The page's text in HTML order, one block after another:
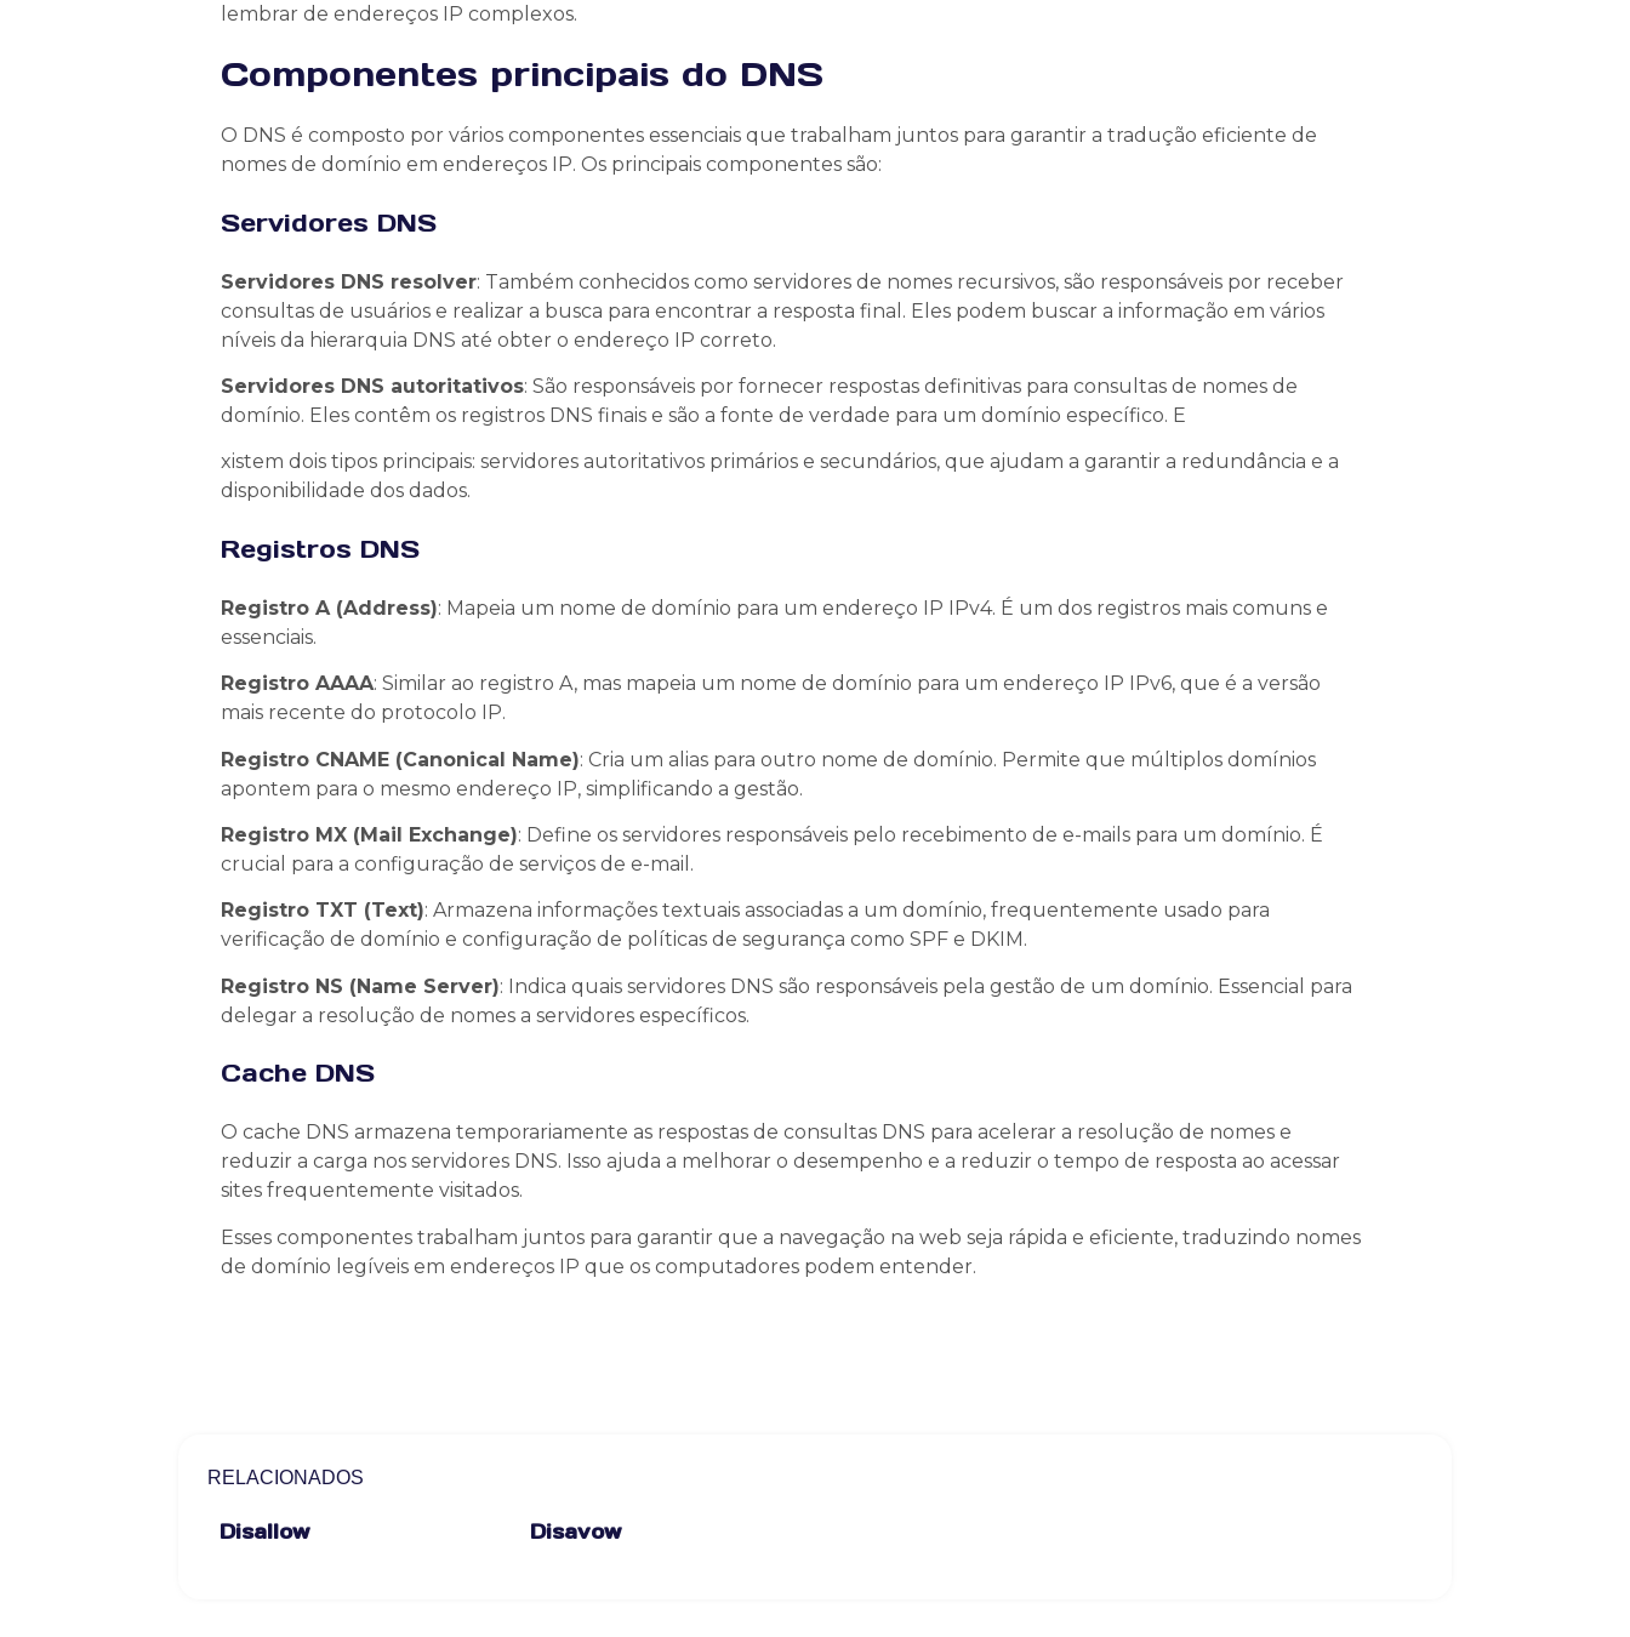
lembrar de endereços IP complexos.
Componentes principais do DNS
O DNS é composto por vários componentes essenciais que trabalham juntos para garantir a tradução eficiente de
nomes de domínio em endereços IP. Os principais componentes são:
Servidores DNS
Servidores DNS resolver: Também conhecidos como servidores de nomes recursivos, são responsáveis por receber
consultas de usuários e realizar a busca para encontrar a resposta final. Eles podem buscar a informação em vários
níveis da hierarquia DNS até obter o endereço IP correto.
Servidores DNS autoritativos: São responsáveis por fornecer respostas definitivas para consultas de nomes de
domínio. Eles contêm os registros DNS finais e são a fonte de verdade para um domínio específico. E
xistem dois tipos principais: servidores autoritativos primários e secundários, que ajudam a garantir a redundância e a
disponibilidade dos dados.
Registros DNS
Registro A (Address): Mapeia um nome de domínio para um endereço IP IPv4. É um dos registros mais comuns e
essenciais.
Registro AAAA: Similar ao registro A, mas mapeia um nome de domínio para um endereço IP IPv6, que é a versão
mais recente do protocolo IP.
Registro CNAME (Canonical Name): Cria um alias para outro nome de domínio. Permite que múltiplos domínios
apontem para o mesmo endereço IP, simplificando a gestão.
Registro MX (Mail Exchange): Define os servidores responsáveis pelo recebimento de e-mails para um domínio. É
crucial para a configuração de serviços de e-mail.
Registro TXT (Text): Armazena informações textuais associadas a um domínio, frequentemente usado para
verificação de domínio e configuração de políticas de segurança como SPF e DKIM.
Registro NS (Name Server): Indica quais servidores DNS são responsáveis pela gestão de um domínio. Essencial para
delegar a resolução de nomes a servidores específicos.
Cache DNS
O cache DNS armazena temporariamente as respostas de consultas DNS para acelerar a resolução de nomes e
reduzir a carga nos servidores DNS. Isso ajuda a melhorar o desempenho e a reduzir o tempo de resposta ao acessar
sites frequentemente visitados.
Esses componentes trabalham juntos para garantir que a navegação na web seja rápida e eficiente, traduzindo nomes
de domínio legíveis em endereços IP que os computadores podem entender.
RELACIONADOS
Disallow Disavow